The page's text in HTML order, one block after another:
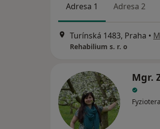
Adresa 1 Adresa 2
Turínská 1483, Praha •
Rehabilium s. r. o
Mgr.